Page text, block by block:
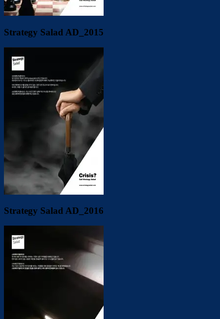
Strategy Salad AD_2015
Strategy Salad AD_2016